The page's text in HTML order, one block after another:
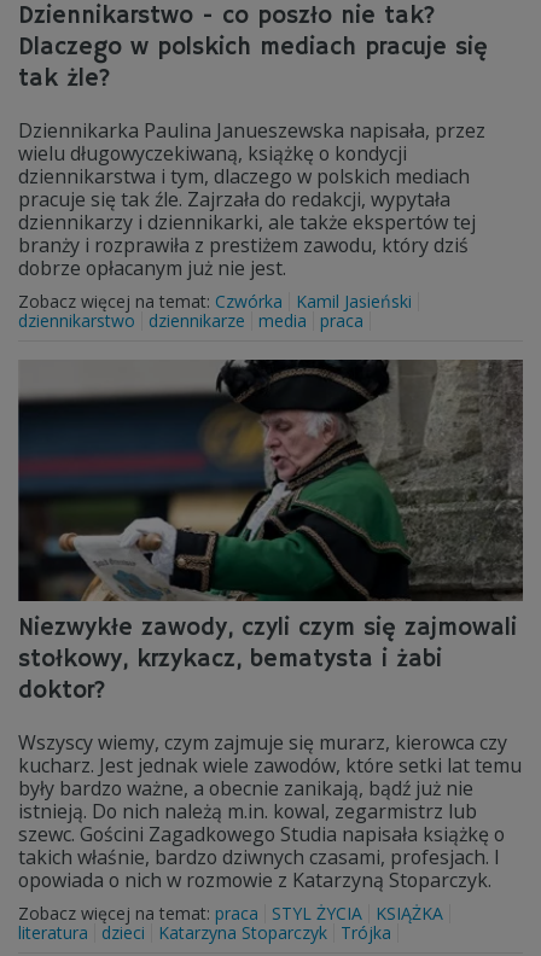
Dziennikarstwo - co poszło nie tak?
Dlaczego w polskich mediach pracuje się
tak żle?
Dziennikarka Paulina Janueszewska napisała, przez
wielu długowyczekiwaną, książkę o kondycji
dziennikarstwa i tym, dlaczego w polskich mediach
pracuje się tak źle. Zajrzała do redakcji, wypytała
dziennikarzy i dziennikarki, ale także ekspertów tej
branży i rozprawiła z prestiżem zawodu, który dziś
dobrze opłacanym już nie jest.
Zobacz więcej na temat: Czwórka
Kamil Jasieński
dziennikarstwo
dziennikarze media praca
Niezwykłe zawody, czyli czym się zajmowali
stołkowy, krzykacz, bematysta i żabi
doktor?
Wszyscy wiemy, czym zajmuje się murarz, kierowca czy
kucharz. Jest jednak wiele zawodów, które setki lat temu
były bardzo ważne, a obecnie zanikają, bądź już nie
istnieją. Do nich należą m.in. kowal, zegarmistrz lub
szewc. Gościni Zagadkowego Studia napisała książkę o
takich właśnie, bardzo dziwnych czasami, profesjach. I
opowiada o nich w rozmowie z Katarzyną Stoparczyk.
Zobacz więcej na temat: praca STYL ŻYCIA
KSIĄŻKA
literatura
dzieci Katarzyna Stoparczyk Trójka